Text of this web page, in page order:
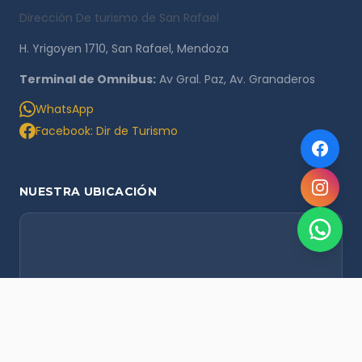
Dirección De turismo de San Rafael
H. Yrigoyen 1710, San Rafael, Mendoza
Terminal de Omnibus: Av Gral. Paz, Av. Granaderos
WhatsApp
Facebook: Dir de Turismo
NUESTRA UBICACIÓN